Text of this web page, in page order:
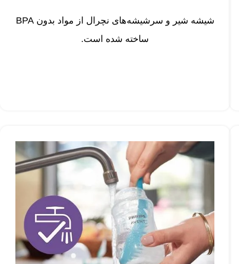
شیشه شیر و سرشیشه‌های نچرال از مواد بدون BPA
ساخته شده است.